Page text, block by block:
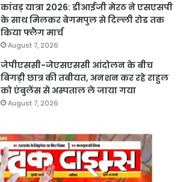
कांवड़ यात्रा 2026: डीआईजी मेरठ ने एसएसपी
के साथ मिलकर बेगमपुल से दिल्ली रोड तक
किया फ्लैग मार्च
August 7, 2026
जेपीएससी-जेएसएससी आंदोलन के बीच
बिगड़ी छात्र की तबीयत, अनशन कर रहे राहुल
को एंबुलेंस से अस्पताल ले जाया गया
August 7, 2026